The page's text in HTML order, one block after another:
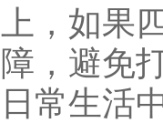
上，如果
障，避免
日常生活